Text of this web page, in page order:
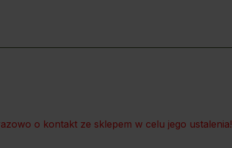
o kontakt ze sklepem w celu jego ustalenia!